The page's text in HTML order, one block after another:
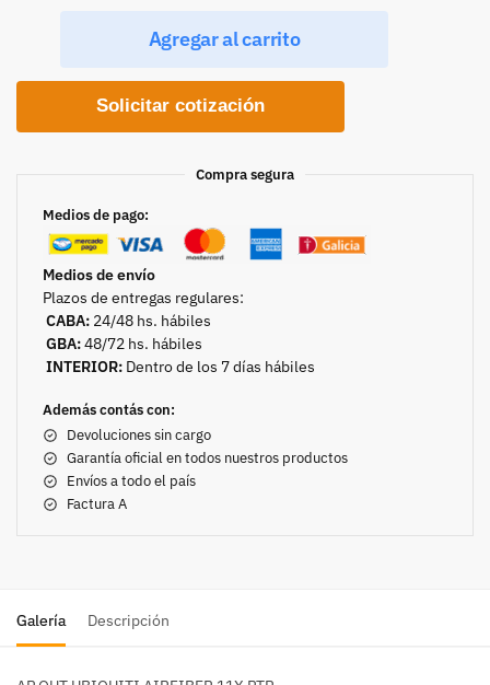
Agregar al carrito
Solicitar cotización
Compra segura
Medios de pago:
Medios de envío
Plazos de entregas regulares:
CABA: 24/48 hs. hábiles
GBA:48/72 hs. hábiles
INTERIOR:Dentro de los 7 días hábiles
Además contás con:
Devoluciones sin cargo
Garantía oficial en todos nuestros productos
Envíos a todo el país
Factura A
Galería Descripción